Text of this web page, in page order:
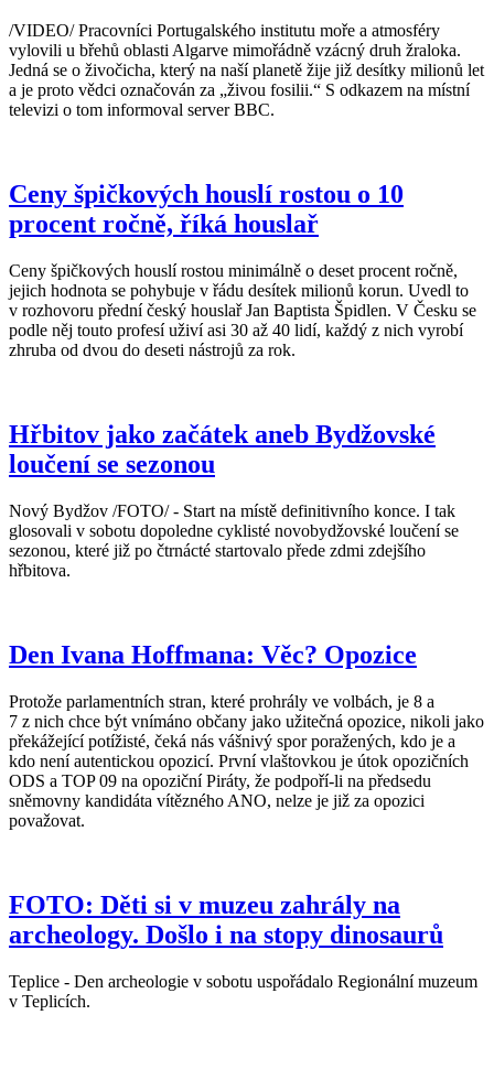
/VIDEO/ Pracovníci Portugalského institutu moře a atmosféry
vylovili u břehů oblasti Algarve mimořádně vzácný druh žraloka.
Jedná se o živočicha, který na naší planetě žije již desítky milionů let
a je proto vědci označován za „živou fosilii.“ S odkazem na místní
televizi o tom informoval server BBC.
Ceny špičkových houslí rostou o 10
procent ročně, říká houslař
Ceny špičkových houslí rostou minimálně o deset procent ročně,
jejich hodnota se pohybuje v řádu desítek milionů korun. Uvedl to
v rozhovoru přední český houslař Jan Baptista Špidlen. V Česku se
podle něj touto profesí uživí asi 30 až 40 lidí, každý z nich vyrobí
zhruba od dvou do deseti nástrojů za rok.
Hřbitov jako začátek aneb Bydžovské
loučení se sezonou
Nový Bydžov /FOTO/ - Start na místě definitivního konce. I tak
glosovali v sobotu dopoledne cyklisté novobydžovské loučení se
sezonou, které již po čtrnácté startovalo přede zdmi zdejšího
hřbitova.
Den Ivana Hoffmana: Věc? Opozice
Protože parlamentních stran, které prohrály ve volbách, je 8 a
7 z nich chce být vnímáno občany jako užitečná opozice, nikoli jako
překážející potížisté, čeká nás vášnivý spor poražených, kdo je a
kdo není autentickou opozicí. První vlaštovkou je útok opozičních
ODS a TOP 09 na opoziční Piráty, že podpoří-li na předsedu
sněmovny kandidáta vítězného ANO, nelze je již za opozici
považovat.
FOTO: Děti si v muzeu zahrály na
archeology. Došlo i na stopy dinosaurů
Teplice - Den archeologie v sobotu uspořádalo Regionální muzeum
v Teplicích.